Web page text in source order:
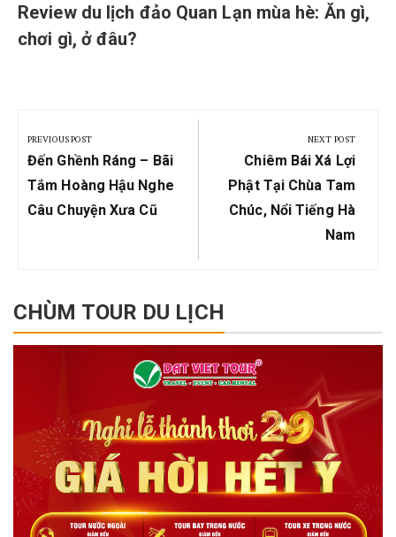
Review du lịch đảo Quan Lạn mùa hè: Ăn gì,
chơi gì, ở đâu?
navigation
PREVIOUS POST
Previous
Post:
Đến Ghềnh Ráng – Bãi
Tắm Hoàng Hậu Nghe
Câu Chuyện Xưa Cũ
NEXT POST
Next
Post:
Chiêm Bái Xá Lợi
Phật Tại Chùa Tam
Chúc, Nổi Tiếng Hà
Nam
CHÙM TOUR DU LỊCH